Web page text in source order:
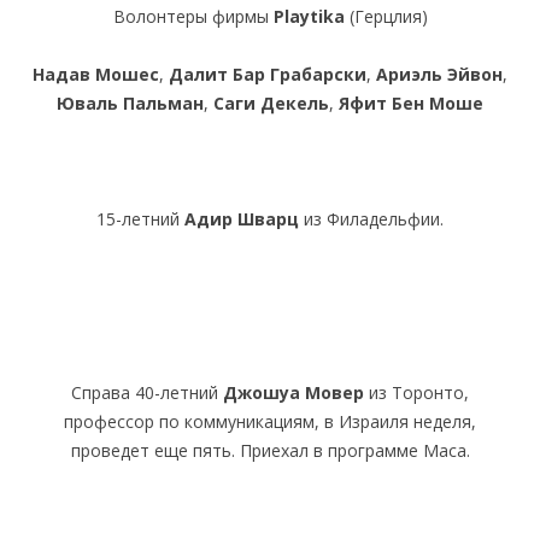
Волонтеры фирмы Playtika (Герцлия)
Надав Мошес, Далит Бар Грабарски, Ариэль Эйвон,
Юваль Пальман, Саги Декель, Яфит Бен Моше
15-летний Адир Шварц из Филадельфии.
Справа 40-летний Джошуа Мовер из Торонто,
профессор по коммуникациям, в Израиля неделя,
проведет еще пять. Приехал в программе Маса.